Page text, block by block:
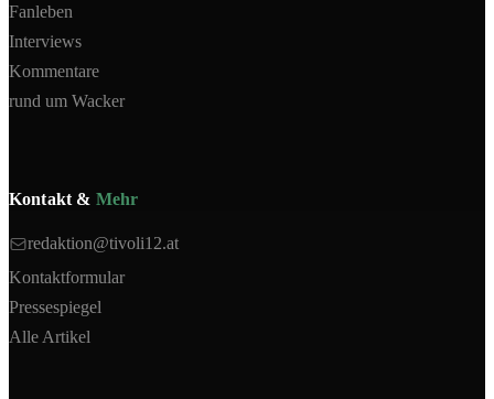
Fanleben
Interviews
Kommentare
rund um Wacker
Kontakt & Mehr
redaktion@tivoli12.at
Kontaktformular
Pressespiegel
Alle Artikel